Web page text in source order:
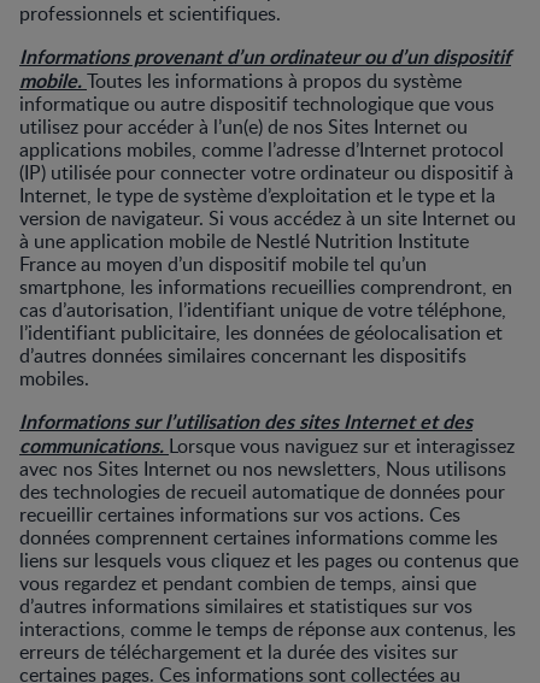
professionnels et scientifiques.
Informations provenant d’un ordinateur ou d’un dispositif
mobile.Toutes les informations à propos du système
informatique ou autre dispositif technologique que vous
utilisez pour accéder à l’un(e) de nos Sites Internet ou
applications mobiles, comme l’adresse d’Internet protocol
(IP) utilisée pour connecter votre ordinateur ou dispositif à
Internet, le type de système d’exploitation et le type et la
version de navigateur. Si vous accédez à un site Internet ou
à une application mobile de Nestlé Nutrition Institute
France au moyen d’un dispositif mobile tel qu’un
smartphone, les informations recueillies comprendront, en
cas d’autorisation, l’identifiant unique de votre téléphone,
l’identifiant publicitaire, les données de géolocalisation et
d’autres données similaires concernant les dispositifs
mobiles.
Informations sur l’utilisation des sites Internet et des
communications. Lorsque vous naviguez sur et interagissez
avec nos Sites Internet ou nos newsletters, Nous utilisons
des technologies de recueil automatique de données pour
recueillir certaines informations sur vos actions. Ces
données comprennent certaines informations comme les
liens sur lesquels vous cliquez et les pages ou contenus que
vous regardez et pendant combien de temps, ainsi que
d’autres informations similaires et statistiques sur vos
interactions, comme le temps de réponse aux contenus, les
erreurs de téléchargement et la durée des visites sur
certaines pages. Ces informations sont collectées au